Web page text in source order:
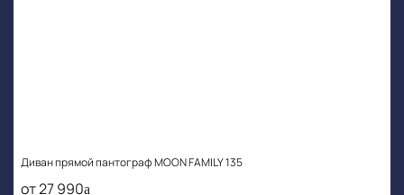
Диван прямой пантограф MOON FAMILY 135
от 27 990